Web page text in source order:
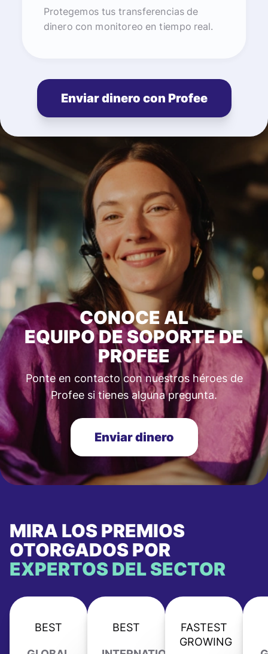
Protegemos tus transferencias de
dinero con monitoreo en tiempo real.
Enviar dinero con Profee
CONOCE AL
EQUIPO DE SOPORTE DE
PROFEE
Ponte en contacto con nuestros héroes de
Profee si tienes alguna pregunta.
Enviar dinero
MIRA LOS PREMIOS
OTORGADOS POR
EXPERTOS DEL SECTOR
BEST BEST
FASTEST
GROWING